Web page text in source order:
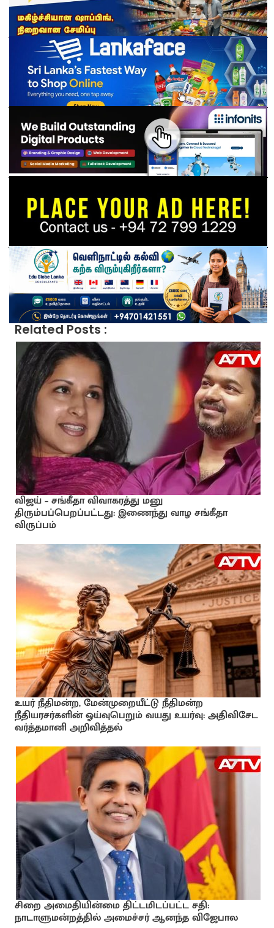
Related Posts :
விஜய் – சங்கீதா விவாகரத்து மனு
திரும்பப்பெறப்பட்டது: இணைந்து வாழ சங்கீதா
விருப்பம்
உயர் நீதிமன்ற, மேன்முறையீட்டு நீதிமன்ற
நீதியரசர்களின் ஓய்வுபெறும் வயது உயர்வு: அதிவிசேட
வர்த்தமானி அறிவித்தல்
சிறை அமைதியின்மை திட்டமிடப்பட்ட சதி:
நாடாளுமன்றத்தில் அமைச்சர் ஆனந்த விஜேபால